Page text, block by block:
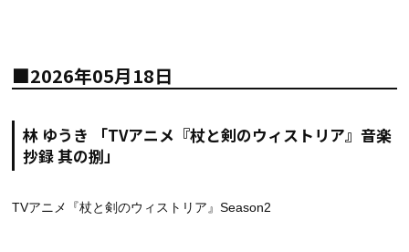
■2026年05月18日
林 ゆうき 「TVアニメ『杖と剣のウィストリア』音楽
抄録 其の捌」
TVアニメ『杖と剣のウィストリア』Season2